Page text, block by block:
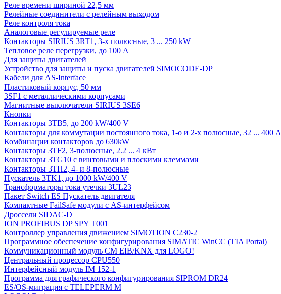
Реле времени шириной 22,5 мм
Релейные соединители с релейным выходом
Реле контроля тока
Аналоговые регулируемые реле
Контакторы SIRIUS 3RT1, 3-х полюсные, 3 ... 250 kW
Тепловое реле перегрузки, до 100 A
Для защиты двигателей
Устройство для защиты и пуска двигателей SIMOCODE-DP
Кабели для AS-Interface
Пластиковый корпус, 50 мм
3SF1 с металлическими корпусами
Магнитные выключатели SIRIUS 3SE6
Кнопки
Контакторы 3TB5, до 200 kW/400 V
Контакторы для коммутации постоянного тока, 1-о и 2-х полюсные, 32 ... 400 A
Комбинации контакторов до 630kW
Контакторы 3TF2, 3-полюсные, 2.2 ... 4 кВт
Контакторы 3TG10 c винтовыми и плоскими клеммами
Контакторы 3TH2, 4- и 8-полюсные
Пускатель 3TK1, до 1000 kW/400 V
Трансформаторы тока утечки 3UL23
Пакет Switch ES Пускатель двигателя
Компактные FailSafe модули с AS-интерфейсом
Дроссели SIDAC-D
ION PROFIBUS DP SPY T001
Контроллер управления движением SIMOTION C230-2
Программное обеспечение конфигурирования SIMATIC WinCC (TIA Portal)
Коммуникационный модуль CM EIB/KNX для LOGO!
Центральный процессор CPU550
Интерфейсный модуль IM 152-1
Программа для графического конфигурирования SIPROM DR24
ES/OS-миграция с TELEPERM M